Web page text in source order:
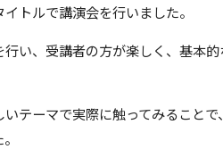
トルで講演会を行いました。
い、受講者の方が楽しく、基本的
テーマで実際に触ってみることで、